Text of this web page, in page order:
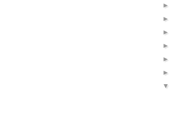
►
►
►
►
►
►
▼